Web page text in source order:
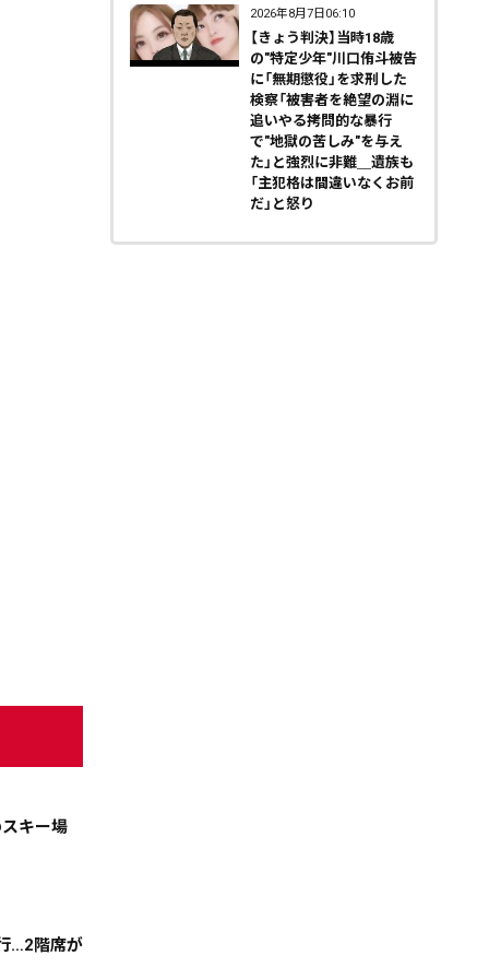
キー場
…2階席が
2026年8月7日06:10
【きょう判決】当時18歳
の"特定少年"川口侑斗被告
に「無期懲役」を求刑した
検察「被害者を絶望の淵に
追いやる拷問的な暴行
で"地獄の苦しみ"を与え
た」と強烈に非難＿遺族も
「主犯格は間違いなくお前
だ」と怒り